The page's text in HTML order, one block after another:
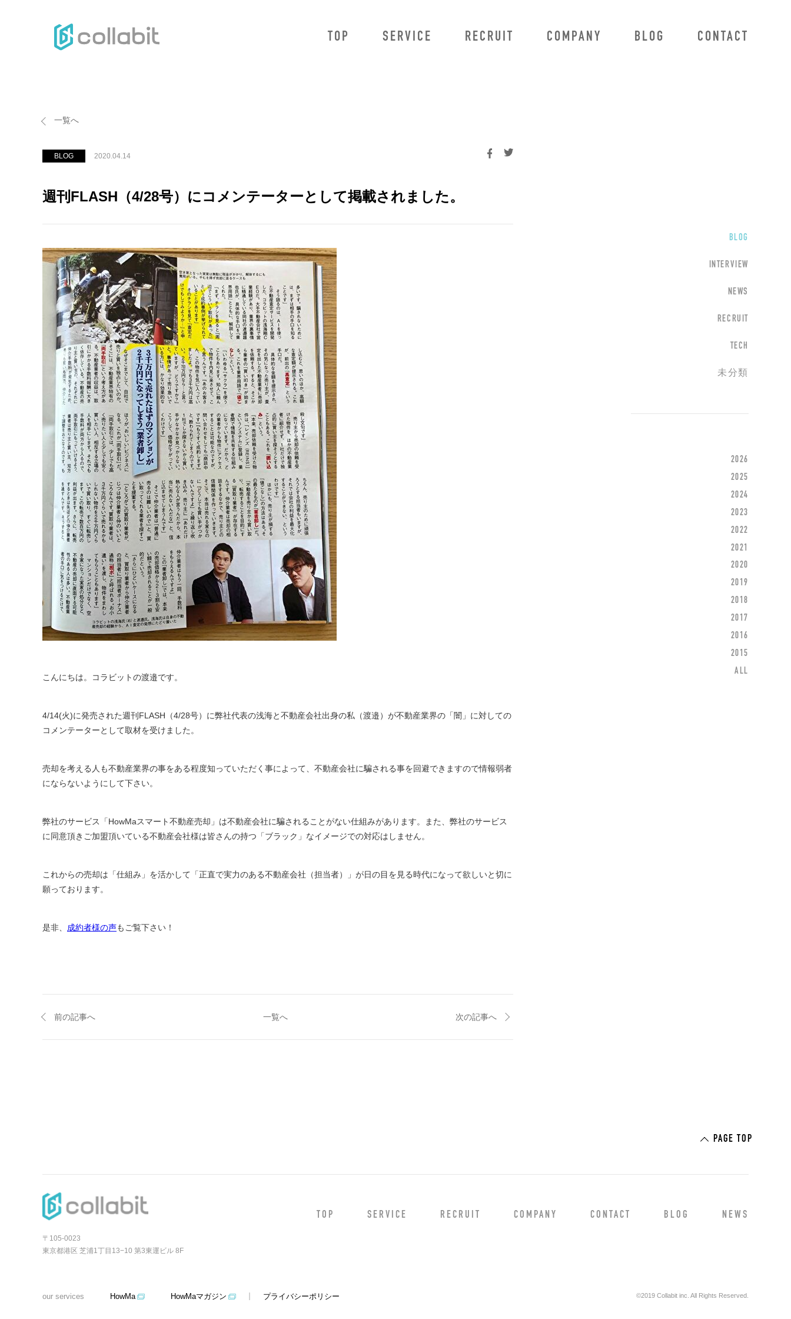
TOP SERVICE RECRUIT COMPANY BLOG CONTACT
BLOG
INTERVIEW
NEWS
RECRUIT
TECH
未分類
2026
2025
2024
2023
2022
2021
2020
2019
2018
2017
2016
2015
ALL
一覧へ
BLOG 2020.04.14
週刊FLASH（4/28号）にコメンテーターとして掲載されました。
こんにちは。コラビットの渡邉です。
4/14(火)に発売された週刊FLASH（4/28号）に弊社代表の浅海と不動産会社出身の私（渡邉）が不動産業界の「闇」に対しての
コメンテーターとして取材を受けました。
売却を考える人も不動産業界の事をある程度知っていただく事によって、不動産会社に騙される事を回避できますので情報弱者
にならないようにして下さい。
弊社のサービス「HowMaスマート不動産売却」は不動産会社に騙されることがない仕組みがあります。また、弊社のサービス
に同意頂きご加盟頂いている不動産会社様は皆さんの持つ「ブラック」なイメージでの対応はしません。
これからの売却は「仕組み」を活かして「正直で実力のある不動産会社（担当者）」が日の目を見る時代になって欲しいと切に
願っております。
是非、 成約者様の声もご覧下さい！
前の記事へ 一覧へ 次の記事へ
PAGE TOP
TOP SERVICE RECRUIT COMPANY CONTACT BLOG NEWS
〒105-0023
東京都港区 芝浦1丁目13−10 第3東運ビル 8F
our services HowMa HowMaマガジン プライバシーポリシー ©2019 Collabit inc. All Rights Reserved.